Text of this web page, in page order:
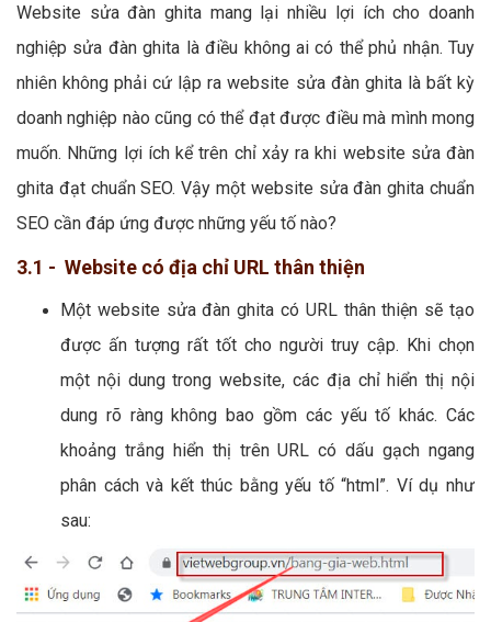
Website sửa đàn ghita mang lại nhiều lợi ích cho doanh
nghiệp sửa đàn ghita là điều không ai có thể phủ nhận. Tuy
nhiên không phải cứ lập ra website sửa đàn ghita là bất kỳ
doanh nghiệp nào cũng có thể đạt được điều mà mình mong
muốn. Những lợi ích kể trên chỉ xảy ra khi website sửa đàn
ghita đạt chuẩn SEO. Vậy một website sửa đàn ghita chuẩn
SEO cần đáp ứng được những yếu tố nào?
3.1 - Website có địa chỉ URL thân thiện
Một website sửa đàn ghita có URL thân thiện sẽ tạo
được ấn tượng rất tốt cho người truy cập. Khi chọn
một nội dung trong website, các địa chỉ hiển thị nội
dung rõ ràng không bao gồm các yếu tố khác. Các
khoảng trắng hiển thị trên URL có dấu gạch ngang
phân cách và kết thúc bằng yếu tố “html”. Ví dụ như
sau: